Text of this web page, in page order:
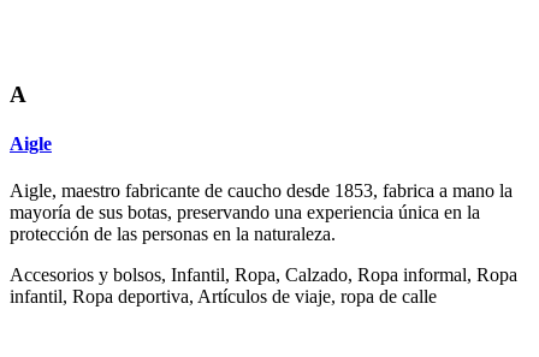
A
Aigle
Aigle, maestro fabricante de caucho desde 1853, fabrica a mano la
mayoría de sus botas, preservando una experiencia única en la
protección de las personas en la naturaleza.
Accesorios y bolsos, Infantil, Ropa, Calzado, Ropa informal, Ropa
infantil, Ropa deportiva, Artículos de viaje, ropa de calle